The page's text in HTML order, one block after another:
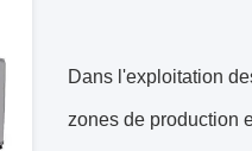
Dans l'exploitation
zones de production